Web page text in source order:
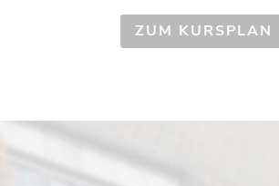
ZUM KURSPLAN